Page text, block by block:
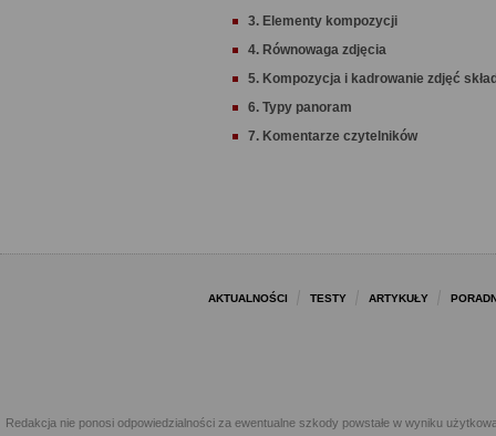
3. Elementy kompozycji
4. Równowaga zdjęcia
5. Kompozycja i kadrowanie zdjęć
6. Typy panoram
7. Komentarze czytelników
AKTUALNOŚCI TESTY ARTYKUŁY
Redakcja nie ponosi odpowiedzialności za ewentualne szkody powstałe w wyniku